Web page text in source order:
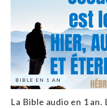
BIBLE EN 1 AN
La Bible audio en 1